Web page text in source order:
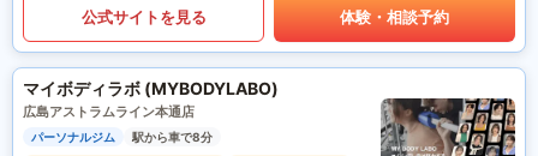
公式サイトを見る 体験・相談予約
マイボディラボ (MYBODYLABO)
広島アストラムライン本通店
パーソナルジム
駅から車で8分